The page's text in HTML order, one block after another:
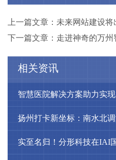
上一篇文章：未来网站建设
下一篇文章：走进神奇的万州
相关资讯
智慧医院解决方案助力实
扬州打卡新坐标：南水北
实至名归！分形科技在IAI